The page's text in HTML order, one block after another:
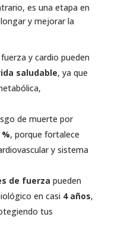
es una etapa en
y mejorar la
y cardio pueden
saludable, ya que
de muerte por
%, porque fortalece
y sistema
de fuerza pueden
en casi 4 años,
tus